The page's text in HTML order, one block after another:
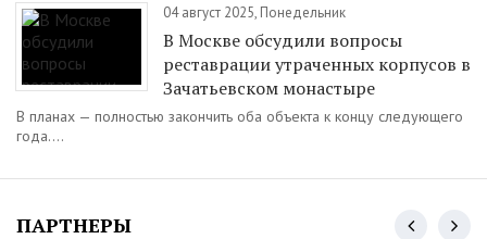
04 август 2025, Понедельник
В Москве обсудили вопросы
реставрации утраченных корпусов в
Зачатьевском монастыре
В планах — полностью закончить оба объекта к концу следующего
года....
ПАРТНЕРЫ